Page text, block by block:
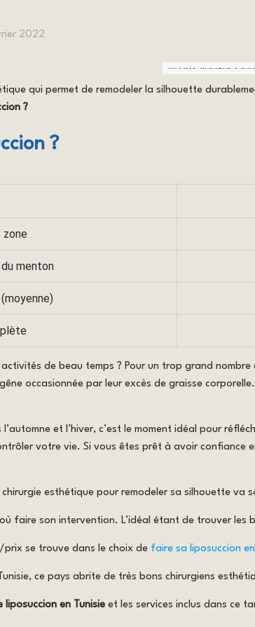
2022
qui permet de remodeler la silhouette
?
?
zone
menton
de beau temps ? Pour un trop grand
occasionnée par leur excès de graisse
et l’hiver, c’est le moment idéal pour
votre vie. Si vous êtes prêt à avoir
esthétique pour remodeler sa silhouette va
faire son intervention. L’idéal étant de trouver les
se trouve dans le choix de faire sa liposuccion
ce pays abrite de très bons chirurgiens
liposuccion en Tunisie et les services inclus dans ce